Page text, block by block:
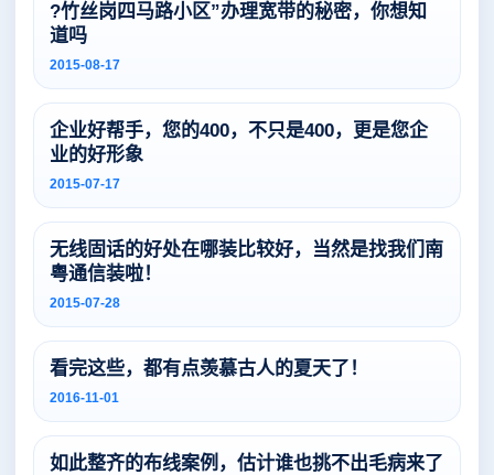
?竹丝岗四马路小区”办理宽带的秘密，你想知
道吗
2015-08-17
企业好帮手，您的400，不只是400，更是您企
业的好形象
2015-07-17
无线固话的好处在哪装比较好，当然是找我们南
粤通信装啦！
2015-07-28
看完这些，都有点羡慕古人的夏天了！
2016-11-01
如此整齐的布线案例，估计谁也挑不出毛病来了